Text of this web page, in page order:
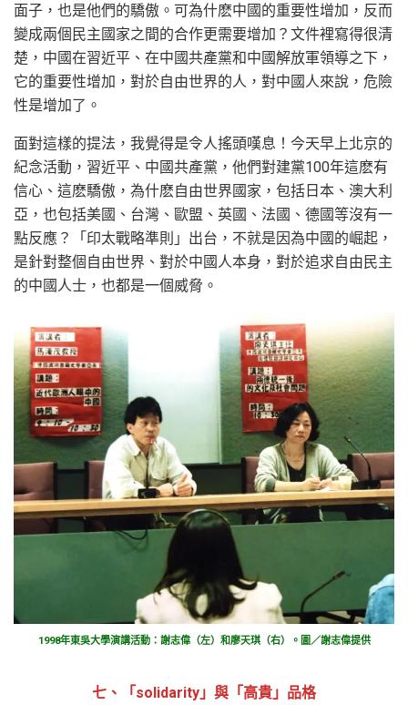
面子，也是他們的驕傲。可為什麽中國的重要性增加，反而
變成兩個民主國家之間的合作更需要增加？文件裡寫得很清
楚，中國在習近平、在中國共產黨和中國解放軍領導之下，
它的重要性增加，對於自由世界的人，對中國人來說，危險
性是增加了。
面對這樣的提法，我覺得是令人搖頭嘆息！今天早上北京的
紀念活動，習近平、中國共產黨，他們對建黨100年這麽有
信心、這麽驕傲，為什麽自由世界國家，包括日本、澳大利
亞，也包括美國、台灣、歐盟、英國、法國、德國等沒有一
點反應？「印太戰略準則」出台，不就是因為中國的崛起，
是針對整個自由世界、對於中國人本身，對於追求自由民主
的中國人士，也都是一個威脅。
1998年東吳大學演講活動：謝志偉（左）和廖天琪（右）。圖／謝志偉提供
七、「solidarity」與「高貴」品格